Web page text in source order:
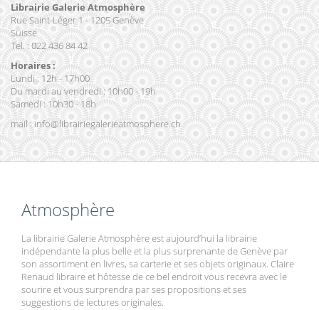
Librairie Galerie Atmosphère
Rue Saint-Léger 1 - 1205 Genève
Suisse
Tel. : 022 436 84 42
Horaires :
Lundi : 12h - 17h00
Du mardi au vendredi : 10h00 - 19h
Samedi : 10h30 - 18h
mail : info@librairiegalerieatmosphere.ch
Atmosphère
La librairie Galerie Atmosphère est aujourd’hui la librairie
indépendante la plus belle et la plus surprenante de Genève par
son assortiment en livres, sa carterie et ses objets originaux. Claire
Renaud libraire et hôtesse de ce bel endroit vous recevra avec le
sourire et vous surprendra par ses propositions et ses
suggestions de lectures originales.